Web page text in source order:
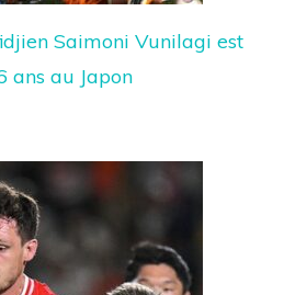
Saimoni Vunilagi est
ans au Japon